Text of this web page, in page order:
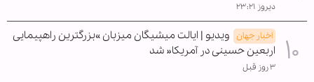
دیروز ۲۳:۲۱
اخبار جهان ویدیو | ایالت میشیگان میزبان »بزرگترین راهپیمایی
اربعین حسینی در آمریکا« شد
۳ روز قبل